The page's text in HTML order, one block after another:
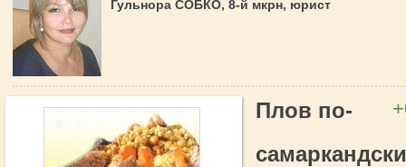
Гульнора СОБКО, 8-й мкрн, юрист
Плов по-
самаркандски